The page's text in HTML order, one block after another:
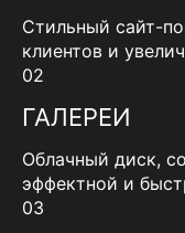
Стильный сайт-
клиентов и
02
ГАЛЕРЕИ
Облачный диск,
эффектной и
03